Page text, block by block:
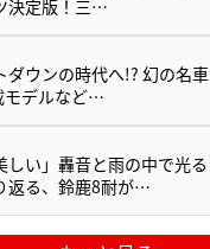
決定版！三…
ダウンの時代へ!? 幻の名車
モデルなど…
しい」轟音と雨の中で光る
返る、鈴鹿8耐が…